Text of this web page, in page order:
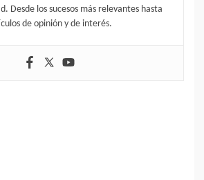
Desde los sucesos más relevantes hasta
de opinión y de interés.